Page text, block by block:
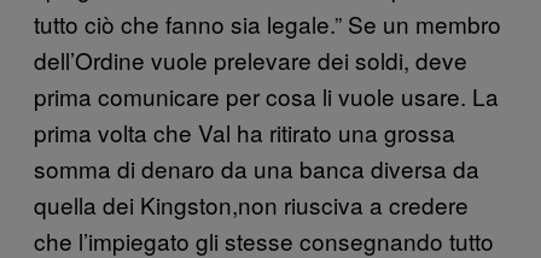
tutto ciò che fanno sia legale.” Se un membro
dell’Ordine vuole prelevare dei soldi, deve
prima comunicare per cosa li vuole usare. La
prima volta che Val ha ritirato una grossa
somma di denaro da una banca diversa da
quella dei Kingston,non riusciva a credere
che l’impiegato gli stesse consegnando tutto